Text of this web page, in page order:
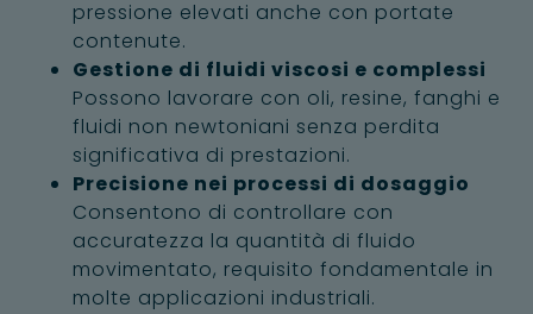
pressione elevati anche con portate
contenute.
Gestione di fluidi viscosi e complessi
Possono lavorare con oli, resine, fanghi e
fluidi non newtoniani senza perdita
significativa di prestazioni.
Precisione nei processi di dosaggio
Consentono di controllare con
accuratezza la quantità di fluido
movimentato, requisito fondamentale in
molte applicazioni industriali.